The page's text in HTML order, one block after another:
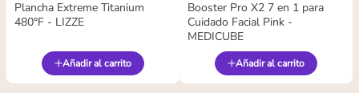
Plancha Extreme Titanium
480°F - LIZZE
Añadir al carrito
Booster Pro X2 7 en 1 para
Cuidado Facial Pink -
MEDICUBE
Añadir al carrito